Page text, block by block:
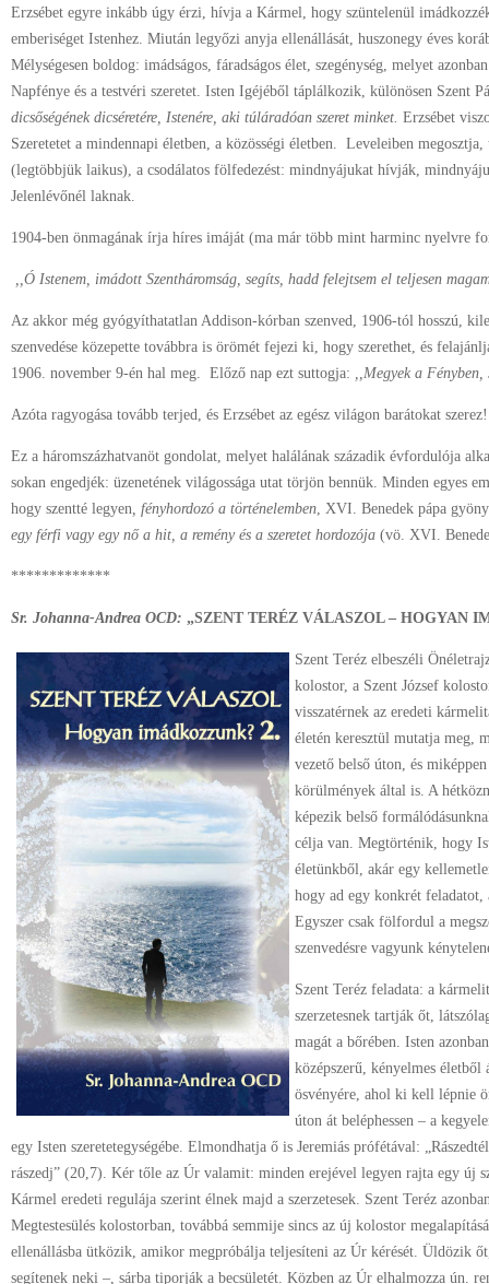
Erzsébet egyre inkább úgy érzi, hívja a Kármel, hogy szüntelenül
emberiséget Istenhez. Miután legyőzi anyja ellenállását, huszonegy éves
Mélységesen boldog: imádságos, fáradságos élet, szegénység, melyet
Napfénye és a testvéri szeretet. Isten Igéjéből táplálkozik, különösen Szent
dicsőségének dicséretére, Istenére, aki túláradóan szeret minket. Erzsébet
Szeretetet a mindennapi életben, a közösségi életben. Leveleiben
(legtöbbjük laikus), a csodálatos fölfedezést: mindnyájukat hívják,
Jelenlévőnél laknak.
1904-ben önmagának írja híres imáját (ma már több mint harminc nyelvre
,,Ó Istenem, imádott Szentháromság, segíts, hadd felejtsem el teljesen
Az akkor még gyógyíthatatlan Addison-kórban szenved, 1906-tól hosszú,
szenvedése közepette továbbra is örömét fejezi ki, hogy szerethet, és
1906. november 9-én hal meg. Előző nap ezt suttogja: ,,Megyek a Fényben,
Azóta ragyogása tovább terjed, és Erzsébet az egész világon barátokat szerez!
Ez a háromszázhatvanöt gondolat, melyet halálának századik évfordulója
sokan engedjék: üzenetének világossága utat törjön bennük. Minden egyes
hogy szentté legyen, fényhordozó a történelemben, XVI. Benedek pápa
egy férfi vagy egy nő a hit, a remény és a szeretet hordozója (vö. XVI.
*************
Sr. Johanna-Andrea OCD: „SZENT TERÉZ VÁLASZOL – HOGYAN
Szent Teréz elbeszéli
kolostor, a Szent József
visszatérnek az eredeti
életén keresztül mutatja meg,
vezető belső úton, és
körülmények által is. A
képezik belső
célja van. Megtörténik, hogy
életünkből, akár egy
hogy ad egy konkrét feladatot,
Egyszer csak fölfordul a
szenvedésre vagyunk
Szent Teréz feladata: a
szerzetesnek tartják őt,
magát a bőrében. Isten
középszerű, kényelmes
ösvényére, ahol ki kell lépnie
úton át beléphessen – a
egy Isten szeretetegységébe. Elmondhatja ő is Jeremiás prófétával:
rászedj” (20,7). Kér tőle az Úr valamit: minden erejével legyen rajta egy új
Kármel eredeti regulája szerint élnek majd a szerzetesek. Szent Teréz
Megtestesülés kolostorban, továbbá semmije sincs az új kolostor
ellenállásba ütközik, amikor megpróbálja teljesíteni az Úr kérését. Üldözik
segítenek neki –, sárba tiporják a becsületét. Közben az Úr elhalmozza ún.